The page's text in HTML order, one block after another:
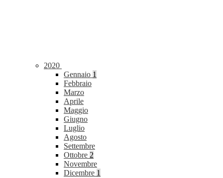
2020
Gennaio 1
Febbraio
Marzo
Aprile
Maggio
Giugno
Luglio
Agosto
Settembre
Ottobre 2
Novembre
Dicembre 1